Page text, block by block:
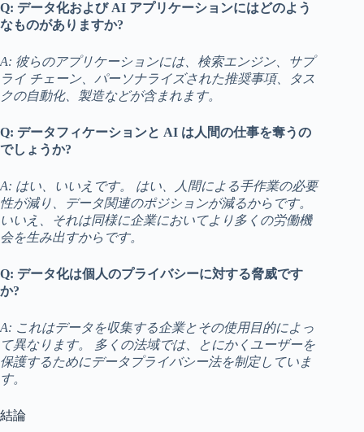
Q: データ化および AI アプリケーションにはどのよう
なものがありますか?
A: 彼らのアプリケーションには、検索エンジン、サプ
ライ チェーン、パーソナライズされた推奨事項、タス
クの自動化、製造などが含まれます。
Q: データフィケーションと AI は人間の仕事を奪うの
でしょうか?
A: はい、いいえです。 はい、人間による手作業の必要
性が減り、データ関連のポジションが減るからです。
いいえ、それは同様に企業においてより多くの労働機
会を生み出すからです。
Q: データ化は個人のプライバシーに対する脅威です
か?
A: これはデータを収集する企業とその使用目的によっ
て異なります。 多くの法域では、とにかくユーザーを
保護するためにデータプライバシー法を制定していま
す。
結論